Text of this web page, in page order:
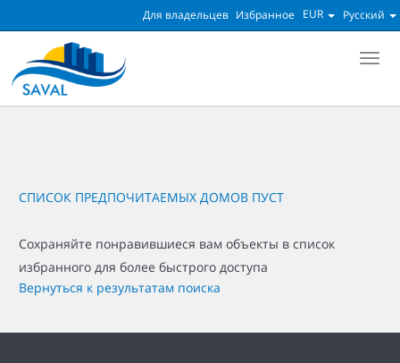
Русский
EUR
Избранное
Для владельцев
СПИСОК ПРЕДПОЧИТАЕМЫХ ДОМОВ ПУСТ
Сохраняйте понравившиеся вам объекты в список
избранного для более быстрого доступа
Вернуться к результатам поиска